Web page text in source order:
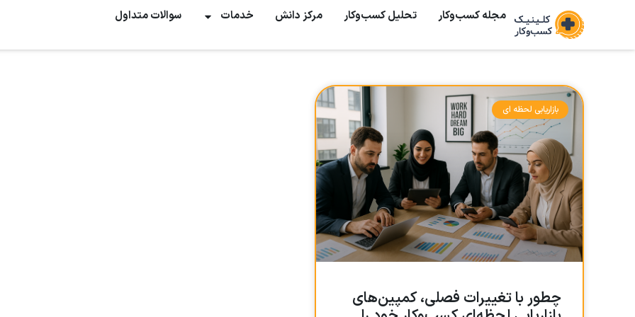
مجله کسب‌وکار تحلیل کسب‌و‌کار مرکز دانش خدمات سوالات متداول
بازاریابی لحظه ای
چطور با تغییرات فصلی، کمپین‌های